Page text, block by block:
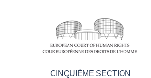
CINQUIÈME SECTION